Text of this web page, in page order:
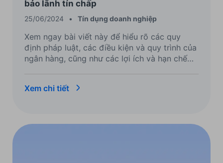
bảo lãnh tín chấp
25/06/2024 • Tín dụng doanh nghiệp
Xem ngay bài viết này để hiểu rõ các quy
định pháp luật, các điều kiện và quy trình của
ngân hàng, cũng như các lợi ích và hạn chế
Xem chi tiết